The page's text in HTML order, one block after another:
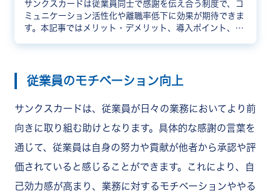
サンクスカードは従業員同士で感謝を伝え合う制度で、コ
ミュニケーション活性化や離職率低下に効果が期待できま
す。本記事ではメリット・デメリット、導入ポイント、例
従業員のモチベーション向上
サンクスカードは、従業員が日々の業務においてより前
向きに取り組む助けとなります。具体的な感謝の言葉を
通じて、従業員は自身の努力や貢献が他者から承認や評
価されていると感じることができます。これにより、自
己効力感が高まり、業務に対するモチベーションややる